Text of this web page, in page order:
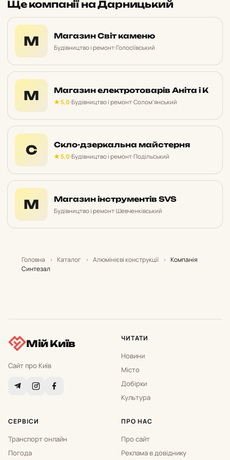
Ще компанії на Дарницький
М Магазин Світ каменю
Будівництво і ремонт·Голосіївський
М Магазин електротоварів Аніта і К
★ 5,0·Будівництво і ремонт·Солом’янський
С Скло-дзеркальна майстерня
★ 5,0·Будівництво і ремонт·Подільський
М Магазин інструментів SVS
Будівництво і ремонт·Шевченківський
Головна › Каталог › Алюмінієві конструкції › Компанія
Синтезал
Мій Київ
Сайт про Київ
ЧИТАТИ
Новини
Місто
Добірки
Культура
СЕРВІСИ
Транспорт онлайн
Погода
ПРО НАС
Про сайт
Реклама в довіднику